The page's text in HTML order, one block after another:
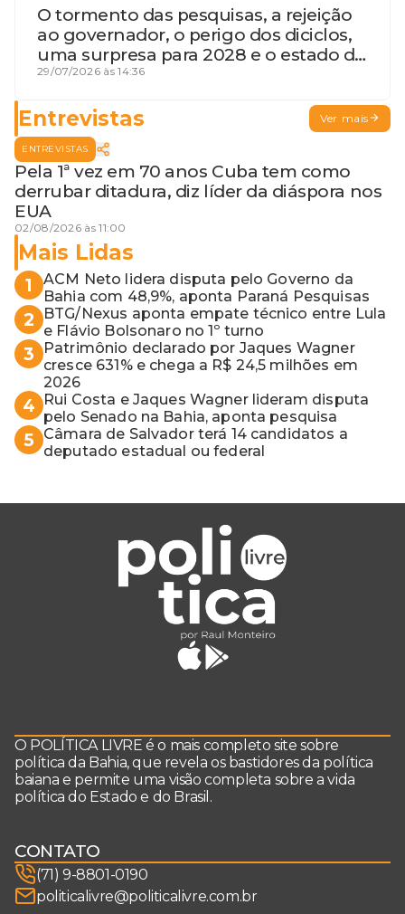
O tormento das pesquisas, a rejeição
ao governador, o perigo dos diciclos,
uma surpresa para 2028 e o estado de
terceira guerra mundial
29/07/2026 às 14:36
Entrevistas Ver mais
ENTREVISTAS
Pela 1ª vez em 70 anos Cuba tem como
derrubar ditadura, diz líder da diáspora nos
EUA
02/08/2026 às 11:00
Mais Lidas
1
ACM Neto lidera disputa pelo Governo da
Bahia com 48,9%, aponta Paraná Pesquisas
2
BTG/Nexus aponta empate técnico entre Lula
e Flávio Bolsonaro no 1º turno
3
Patrimônio declarado por Jaques Wagner
cresce 631% e chega a R$ 24,5 milhões em
2026
4
Rui Costa e Jaques Wagner lideram disputa
pelo Senado na Bahia, aponta pesquisa
5
Câmara de Salvador terá 14 candidatos a
deputado estadual ou federal
O POLÍTICA LIVRE é o mais completo site sobre
política da Bahia, que revela os bastidores da política
baiana e permite uma visão completa sobre a vida
política do Estado e do Brasil.
CONTATO
(71) 9-8801-0190
politicalivre@politicalivre.com.br